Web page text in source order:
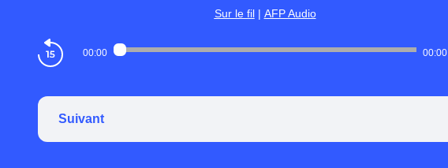
Sur le fil | AFP Audio
00:00 00:00
Suivant